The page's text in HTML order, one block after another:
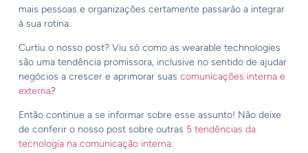
mais pessoas e organizações certamente passarão a integrar
à sua rotina.
Curtiu o nosso post? Viu só como as wearable technologies
são uma tendência promissora, inclusive no sentido de ajudar
negócios a crescer e aprimorar suas comunicações interna e
externa?
Então continue a se informar sobre esse assunto! Não deixe
de conferir o nosso post sobre outras 5 tendências da
tecnologia na comunicação interna.